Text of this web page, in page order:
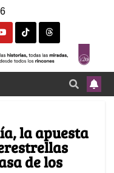
la apuesta
de los